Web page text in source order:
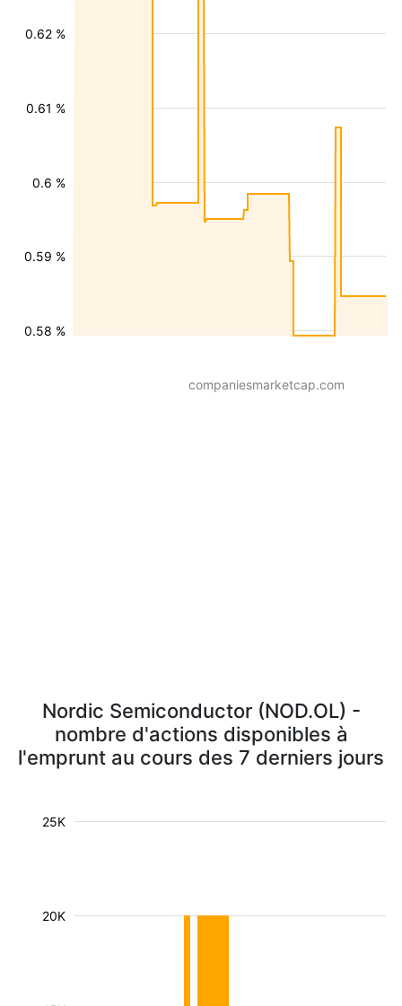
0.58 %
0.59 %
0.6 %
0.61 %
0.62 %
companiesmarketcap.com
Nordic Semiconductor (NOD.OL) -
nombre d'actions disponibles à
l'emprunt au cours des 7 derniers jours
20K
25K